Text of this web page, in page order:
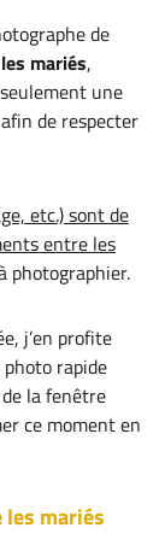
de
mariés,
une
de respecter
etc.) sont de
entre les
photographier.
j’en profite
rapide
la fenêtre
ce moment en
mariés